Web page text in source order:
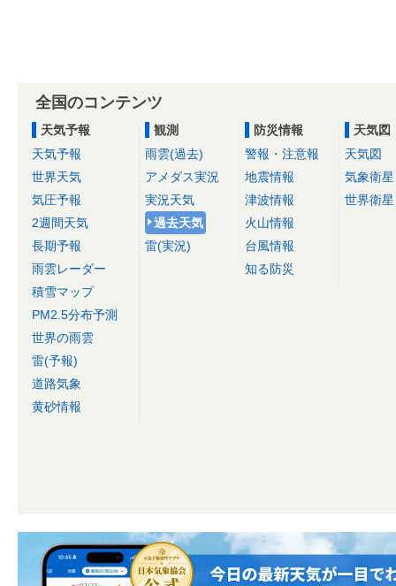
全国のコンテンツ
天気予報
天気予報
世界天気
気圧予報
2週間天気
長期予報
雨雲レーダー
積雪マップ
PM2.5分布予測
世界の雨雲
雷(予報)
道路気象
黄砂情報
観測
雨雲(過去)
アメダス実況
実況天気
過去天気
雷(実況)
防災情報
警報・注意報
地震情報
津波情報
火山情報
台風情報
知る防災
天気図
天気図
気象衛星
世界衛星